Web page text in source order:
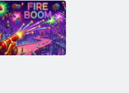
Ragdoll
Başlatıcısı